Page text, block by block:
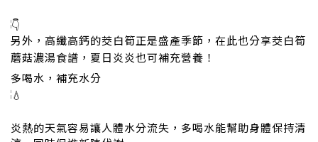
另外，高纖高鈣的茭白筍正是盛產季節，在此也分享茭白筍
蘑菇濃湯食譜，夏日炎炎也可補充營養！
多喝水，補充水分
炎熱的天氣容易讓人體水分流失，多喝水能幫助身體保持清